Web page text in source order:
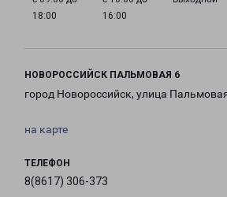
18:00
16:00
НОВОРОССИЙСК ПАЛЬМОВАЯ 6
город Новороссийск, улица
на карте
ТЕЛЕФОН
8(8617) 306-373